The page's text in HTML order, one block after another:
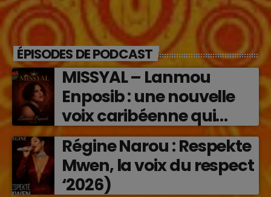
ÉPISODES DE PODCAST
MISSYAL – Lanmou
Enposib : une nouvelle
voix caribéenne qui
transforme les émotions
en musique (2026)
Régine Narou : Respekte
Mwen, la voix du respect
‘2026)